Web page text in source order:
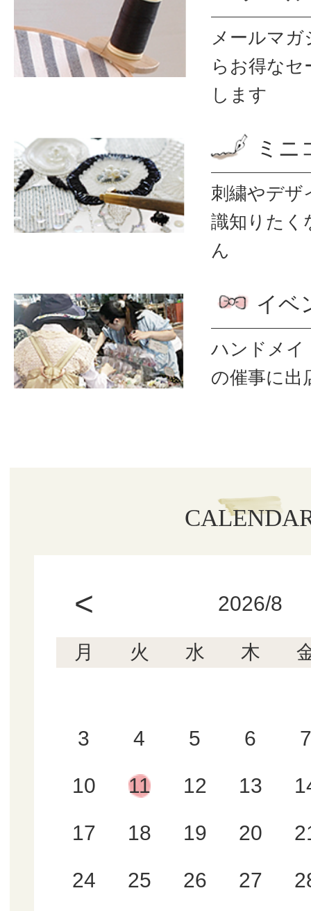
メールマ
ら お得なセ
します
ミニ
刺繍やデザ
識知りたく
ん
イベ
ハンドメイ
の催事に出
< 2026/8
月 火 水 木
3 4 5 6 7
10 11 12 13
17 18 19 20
24 25 26 27